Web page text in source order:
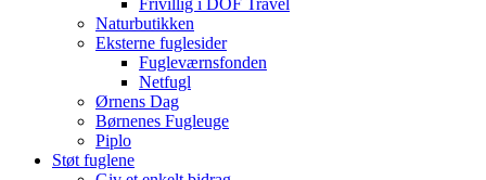
Frivillig i DOF Travel
Naturbutikken
Eksterne fuglesider
Fugleværnsfonden
Netfugl
Ørnens Dag
Børnenes Fugleuge
Piplo
Støt fuglene